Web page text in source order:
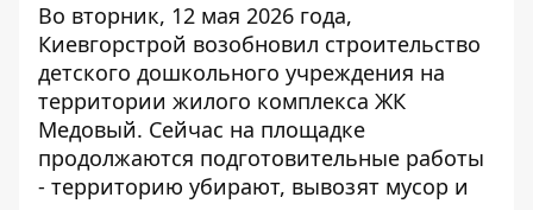
Во вторник, 12 мая 2026 года,
Киевгорстрой возобновил строительство
детского дошкольного учреждения на
территории жилого комплекса ЖК
Медовый. Сейчас на площадке
продолжаются подготовительные работы
- территорию убирают, вывозят мусор и